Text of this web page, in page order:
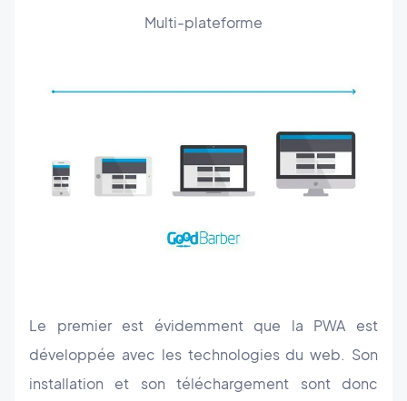
Multi-plateforme
Le premier est évidemment que la PWA est
développée avec les technologies du web. Son
installation et son téléchargement sont donc